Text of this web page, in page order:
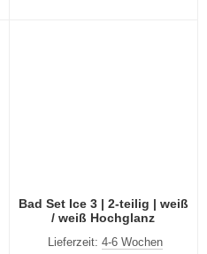
Bad Set Ice 3 | 2-teilig | weiß
/ weiß Hochglanz
Lieferzeit:4-6 Wochen